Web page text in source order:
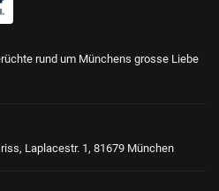
rund um Münchens grosse Liebe
Laplacestr. 1, 81679 München